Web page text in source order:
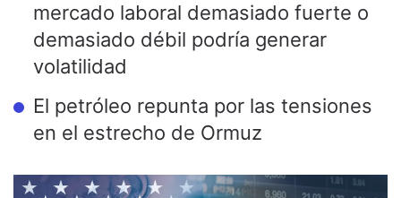
mercado laboral demasiado fuerte o
demasiado débil podría generar
volatilidad
El petróleo repunta por las tensiones
en el estrecho de Ormuz